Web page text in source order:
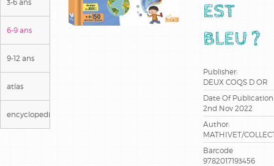
3-6 ans
6-9 ans
9-12 ans
atlas
encyclopedies
EST
BLEU ?
Publisher:
DEUX COQS D OR
Date Of Publication:
2nd Nov 2022
Author:
MATHIVET/
Barcode
9782017193456